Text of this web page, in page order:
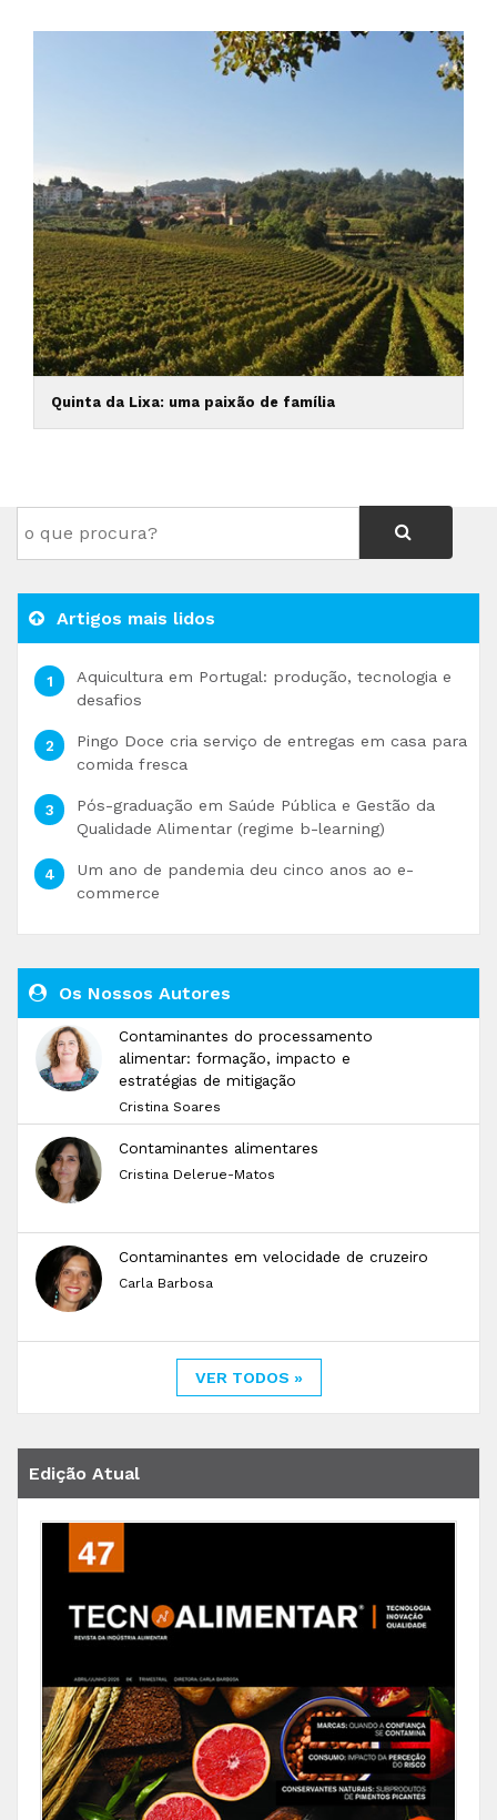
Quinta da Lixa: uma paixão de família
Artigos mais lidos
Aquicultura em Portugal: produção, tecnologia e
desafios
Pingo Doce cria serviço de entregas em casa para
comida fresca
Pós-graduação em Saúde Pública e Gestão da
Qualidade Alimentar (regime b-learning)
Um ano de pandemia deu cinco anos ao e-
commerce
Os Nossos Autores
Contaminantes do processamento
alimentar: formação, impacto e
estratégias de mitigação
Cristina Soares
Contaminantes alimentares
Cristina Delerue-Matos
Contaminantes em velocidade de cruzeiro
Carla Barbosa
VER TODOS »
Edição Atual